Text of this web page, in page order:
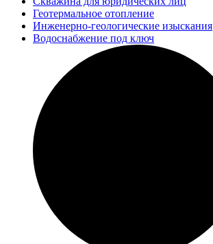
Геотермальное отопление
Инженерно-геологические изыскания
Водоснабжение под ключ